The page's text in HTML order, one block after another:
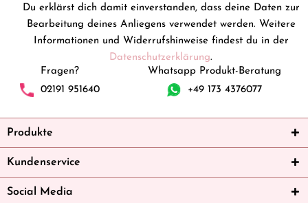
Du erklärst dich damit einverstanden, dass deine Daten zur
Bearbeitung deines Anliegens verwendet werden. Weitere
Informationen und Widerrufshinweise findest du in der
Datenschutzerklärung.
Fragen?
02191 951640
Whatsapp Produkt-Beratung
+49 173 4376077
Produkte
Kundenservice
Social Media